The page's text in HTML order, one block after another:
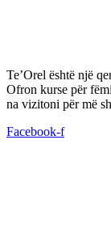
Te’Orel është një
Ofron kurse për
na vizitoni për më
Facebook-f